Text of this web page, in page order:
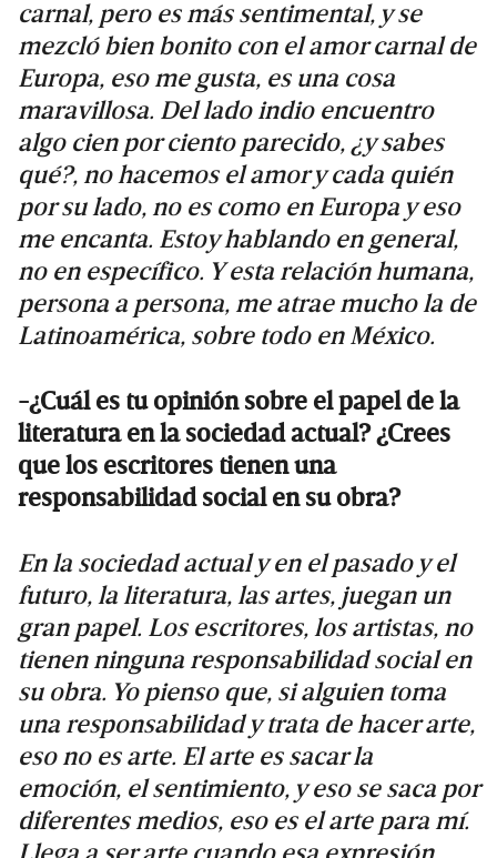
carnal, pero es más sentimental, y se
mezcló bien bonito con el amor carnal de
Europa, eso me gusta, es una cosa
maravillosa. Del lado indio encuentro
algo cien por ciento parecido, ¿y sabes
qué?, no hacemos el amor y cada quién
por su lado, no es como en Europa y eso
me encanta. Estoy hablando en general,
no en específico. Y esta relación humana,
persona a persona, me atrae mucho la de
Latinoamérica, sobre todo en México.
-¿Cuál es tu opinión sobre el papel de la
literatura en la sociedad actual? ¿Crees
que los escritores tienen una
responsabilidad social en su obra?
En la sociedad actual y en el pasado y el
futuro, la literatura, las artes, juegan un
gran papel. Los escritores, los artistas, no
tienen ninguna responsabilidad social en
su obra. Yo pienso que, si alguien toma
una responsabilidad y trata de hacer arte,
eso no es arte. El arte es sacar la
emoción, el sentimiento, y eso se saca por
diferentes medios, eso es el arte para mí.